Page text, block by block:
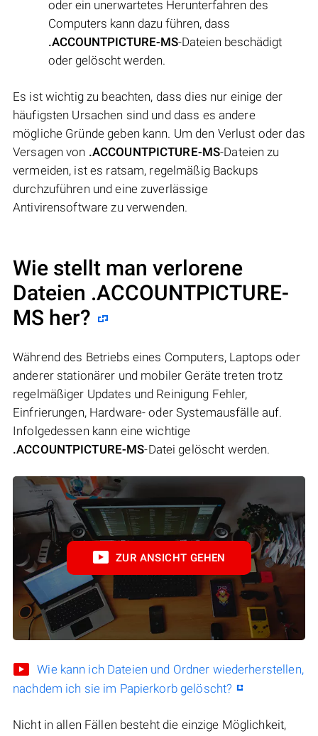
oder ein unerwartetes Herunterfahren des
Computers kann dazu führen, dass
.ACCOUNTPICTURE-MS-Dateien beschädigt
oder gelöscht werden.
Es ist wichtig zu beachten, dass dies nur einige der
häufigsten Ursachen sind und dass es andere
mögliche Gründe geben kann. Um den Verlust oder das
Versagen von .ACCOUNTPICTURE-MS-Dateien zu
vermeiden, ist es ratsam, regelmäßig Backups
durchzuführen und eine zuverlässige
Antivirensoftware zu verwenden.
Wie stellt man verlorene
Dateien .ACCOUNTPICTURE-
MS her?
Während des Betriebs eines Computers, Laptops oder
anderer stationärer und mobiler Geräte treten trotz
regelmäßiger Updates und Reinigung Fehler,
Einfrierungen, Hardware- oder Systemausfälle auf.
Infolgedessen kann eine wichtige
.ACCOUNTPICTURE-MS-Datei gelöscht werden.
ZUR ANSICHT GEHEN
Wie kann ich Dateien und Ordner wiederherstellen,
nachdem ich sie im Papierkorb gelöscht?
Nicht in allen Fällen besteht die einzige Möglichkeit,